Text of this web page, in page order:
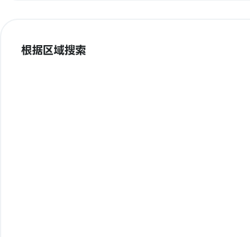
根据区域搜索